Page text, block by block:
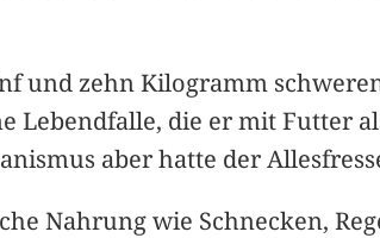
und zehn Kilogramm
Lebendfalle, die er mit Futter
aber hatte der
Nahrung wie Schnecken,